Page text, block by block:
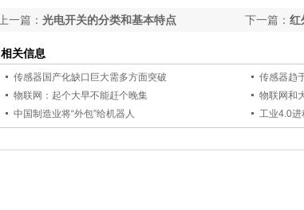
下一篇： 红
上一篇： 光电开关的分类和基本特点
相关信息
传感器国产化缺口巨大需多方面突破
传感器趋
物联网：起个大早不能赶个晚集
物联网和
中国制造业将“外包”给机器人
工业4.0进